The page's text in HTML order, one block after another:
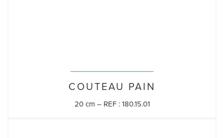
COUTEAU PAIN
20 cm – REF : 180.15.01